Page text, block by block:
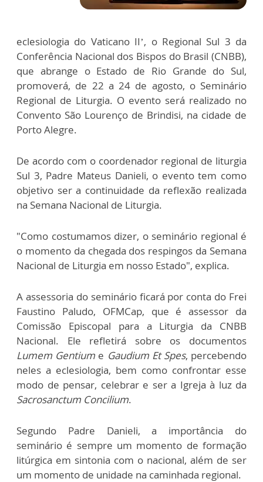
eclesiologia do Vaticano II’, o Regional Sul 3 da
Conferência Nacional dos Bispos do Brasil (CNBB),
que abrange o Estado de Rio Grande do Sul,
promoverá, de 22 a 24 de agosto, o Seminário
Regional de Liturgia. O evento será realizado no
Convento São Lourenço de Brindisi, na cidade de
Porto Alegre.
De acordo com o coordenador regional de liturgia
Sul 3, Padre Mateus Danieli, o evento tem como
objetivo ser a continuidade da reflexão realizada
na Semana Nacional de Liturgia.
"Como costumamos dizer, o seminário regional é
o momento da chegada dos respingos da Semana
Nacional de Liturgia em nosso Estado", explica.
A assessoria do seminário ficará por conta do Frei
Faustino Paludo, OFMCap, que é assessor da
Comissão Episcopal para a Liturgia da CNBB
Nacional. Ele refletirá sobre os documentos
Lumem Gentium e Gaudium Et Spes, percebendo
neles a eclesiologia, bem como confrontar esse
modo de pensar, celebrar e ser a Igreja à luz da
Sacrosanctum Concilium.
Segundo Padre Danieli, a importância do
seminário é sempre um momento de formação
litúrgica em sintonia com o nacional, além de ser
um momento de unidade na caminhada regional.